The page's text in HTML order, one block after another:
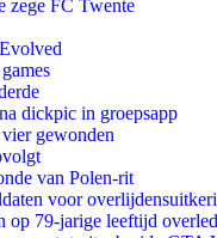
zege FC Twente
dickpic in groepsapp
gewonden
van Polen-rit
voor
op 79-jarige leeftijd